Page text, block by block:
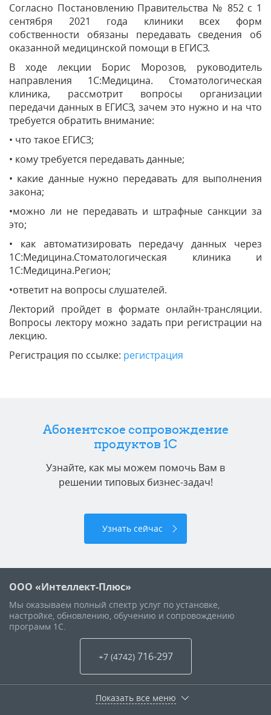
Согласно Постановлению Правительства № 852 c 1
сентября 2021 года клиники всех форм
собственности обязаны передавать сведения об
оказанной медицинской помощи в ЕГИСЗ.
В ходе лекции Борис Морозов, руководитель
направления 1С:Медицина. Стоматологическая
клиника, рассмотрит вопросы организации
передачи данных в ЕГИСЗ, зачем это нужно и на что
требуется обратить внимание:
• что такое ЕГИСЗ;
• кому требуется передавать данные;
• какие данные нужно передавать для выполнения
закона;
•можно ли не передавать и штрафные санкции за
это;
• как автоматизировать передачу данных через
1С:Медицина.Стоматологическая клиника и
1С:Медицина.Регион;
•ответит на вопросы слушателей.
Лекторий пройдет в формате онлайн-трансляции.
Вопросы лектору можно задать при регистрации на
лекцию.
Регистрация по ссылке: регистрация
Абонентское сопровождение
продуктов 1C
Узнайте, как мы можем помочь Вам в
решении типовых бизнес-задач!
Узнать сейчас
ООО «Интеллект-Плюс»
Мы оказываем полный спектр услуг по установке,
настройке, обновлению, обучению и сопровождению
программ 1С.
+7 (4742) 716-297
Показать все меню